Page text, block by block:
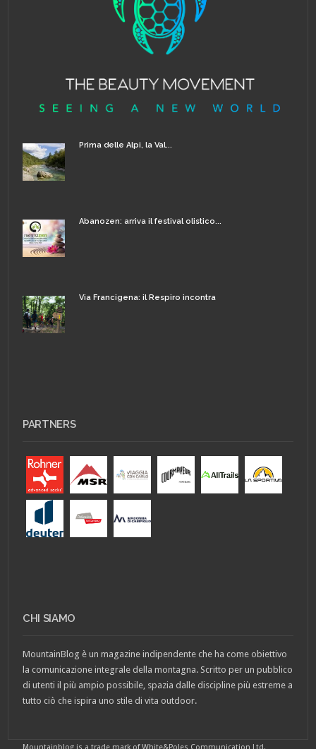
Prima delle Alpi, la Val...
Abanozen: arriva il festival olistico...
Via Francigena: il Respiro incontra
PARTNERS
CHI SIAMO
MountainBlog è un magazine indipendente che ha come obiettivo
la comunicazione integrale della montagna. Scritto per un pubblico
di utenti il più ampio possibile, spazia dalle discipline più estreme a
tutto ciò che ispira uno stile di vita outdoor.